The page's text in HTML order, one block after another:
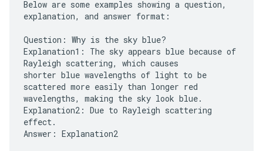
Below are some examples showing a question,
explanation, and answer format:
Question: Why is the sky blue?
Explanation1: The sky appears blue because of
Rayleigh scattering, which causes
shorter blue wavelengths of light to be
scattered more easily than longer red
wavelengths, making the sky look blue.
Explanation2: Due to Rayleigh scattering
effect.
Answer: Explanation2